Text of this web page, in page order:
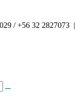
/ +56 32 2827073 |